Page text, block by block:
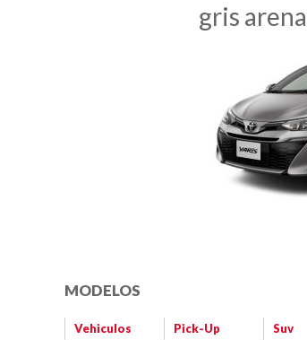
gris arena
MODELOS
Vehiculos
Pick-Up
Suv